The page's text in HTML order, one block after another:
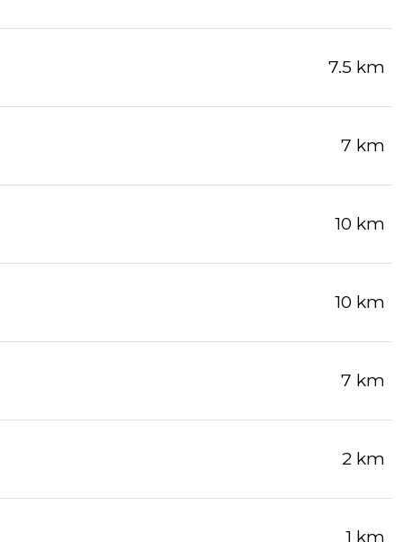
7.5 km
7 km
10 km
10 km
7 km
2 km
1 km